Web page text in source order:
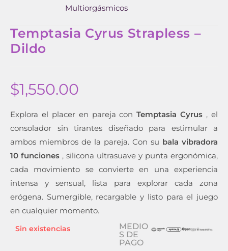
Multiorgásmicos
Temptasia Cyrus Strapless –
Dildo
$1,550.00
Explora el placer en pareja conTemptasia Cyrus , el
consolador sin tirantes diseñado para estimular a
ambos miembros de la pareja. Con su bala vibradora
10 funciones , silicona ultrasuave y punta ergonómica,
cada movimiento se convierte en una experiencia
intensa y sensual, lista para explorar cada zona
erógena. Sumergible, recargable y listo para el juego
en cualquier momento.
Sin existencias
MEDIO
S DE
PAGO